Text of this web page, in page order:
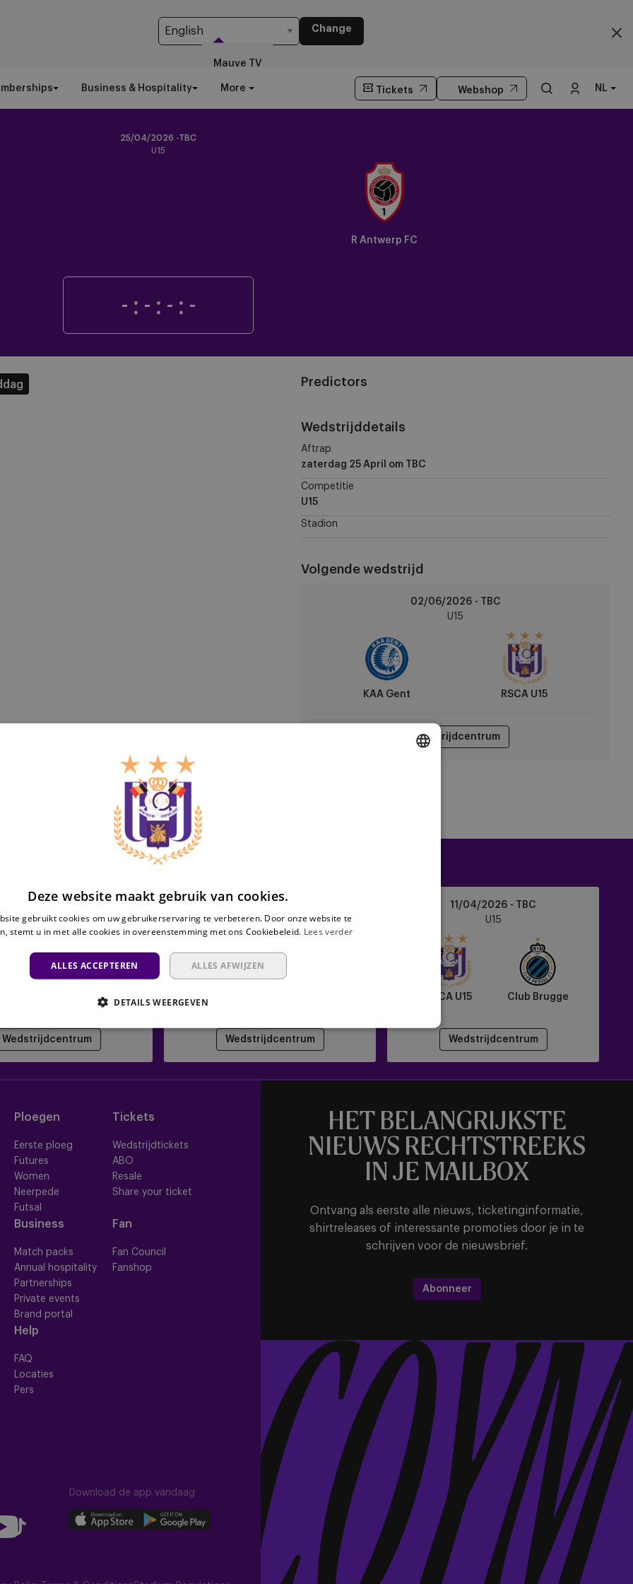
Change
Business & Hospitality More
Mauve TV
Tickets Webshop NL
25/04/2026 -TBC
U15
R Antwerp FC
- : - : - : -
Predictors
Wedstrijddetails
Aftrap
zaterdag 25 April
om TBC
Competitie
U15
Stadion
Volgende wedstrijd
02/06/2026 - TBC
U15
KAA Gent RSCA U15
Wedstrijdcentrum
U15
Sint-Truiden
Wedstrijdcentrum
Standard
vs
U15
Standard Liège
Wedstrijdcentrum
11/04/2026 - TBC
U15
RSCA U15 Club Brugge
Wedstrijdcentrum
Ploegen
Eerste ploeg
Futures
Women
Neerpede
Futsal
Tickets
Wedstrijdtickets
ABO
Resale
Share your ticket
Business
Match packs
Annual hospitality
Partnerships
Private events
Brand portal
Fan
Fan Council
Fanshop
Help
FAQ
Locaties
Pers
Follow
us
Download de app vandaag
Download
Download
HET BELANGRIJKSTE
NIEUWS RECHTSTREEKS
IN JE MAILBOX
Ontvang als eerste alle nieuws, ticketinginformatie,
shirtreleases of interessante promoties door je in te
schrijven voor de nieuwsbrief.
Abonneer
Deze website maakt gebruik van cookies.
gebruikt cookies om uw gebruikerservaring te verbeteren. Door onze website te
stemt u in met alle cookies in overeenstemming met ons Cookiebeleid. Lees verder
ALLES ACCEPTEREN ALLES AFWIJZEN
DETAILS WEERGEVEN